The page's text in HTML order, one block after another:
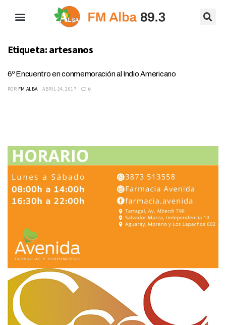
Etiqueta: artesanos
6º Encuentro en conmemoración al Indio Americano
POR FM ALBA ABRIL 24, 2017 0